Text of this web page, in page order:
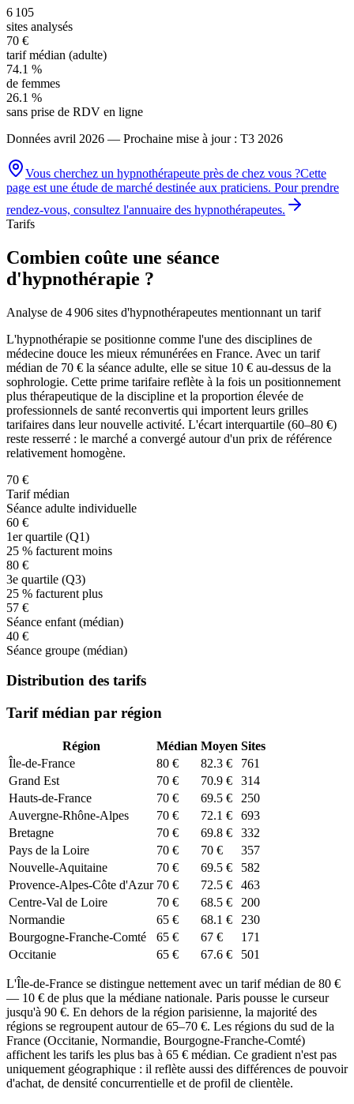
6 105
sites analysés
70 €
tarif médian (adulte)
74.1 %
de femmes
26.1 %
sans prise de RDV en ligne
Données avril 2026 — Prochaine mise à jour : T3 2026
Vous cherchez un hypnothérapeute près de chez vous ?Cette
page est une étude de marché destinée aux praticiens. Pour prendre
rendez-vous, consultez l'annuaire des hypnothérapeutes.
Tarifs
Combien coûte une séance
d'hypnothérapie ?
Analyse de 4 906 sites d'hypnothérapeutes mentionnant un tarif
L'hypnothérapie se positionne comme l'une des disciplines de
médecine douce les mieux rémunérées en France. Avec un tarif
médian de 70 € la séance adulte, elle se situe 10 € au-dessus de la
sophrologie. Cette prime tarifaire reflète à la fois un positionnement
plus thérapeutique de la discipline et la proportion élevée de
professionnels de santé reconvertis qui importent leurs grilles
tarifaires dans leur nouvelle activité. L'écart interquartile (60–80 €)
reste resserré : le marché a convergé autour d'un prix de référence
relativement homogène.
70 €
Tarif médian
Séance adulte individuelle
60 €
1er quartile (Q1)
25 % facturent moins
80 €
3e quartile (Q3)
25 % facturent plus
57 €
Séance enfant (médian)
40 €
Séance groupe (médian)
Distribution des tarifs
Tarif médian par région
Région Médian Moyen Sites
Île-de-France
80 € 82.3 €
761
Grand Est
70 € 70.9 €
314
Hauts-de-France
70 € 69.5 €
250
Auvergne-Rhône-Alpes
70 € 72.1 €
693
Bretagne
70 € 69.8 €
332
Pays de la Loire
70 € 70 €
357
Nouvelle-Aquitaine
70 € 69.5 €
582
Provence-Alpes-Côte d'Azur 70 € 72.5 €
463
Centre-Val de Loire
70 € 68.5 €
200
Normandie
65 € 68.1 €
230
Bourgogne-Franche-Comté
65 € 67 €
171
Occitanie
65 € 67.6 € 501
L'Île-de-France se distingue nettement avec un tarif médian de 80 €
— 10 € de plus que la médiane nationale. Paris pousse le curseur
jusqu'à 90 €. En dehors de la région parisienne, la majorité des
régions se regroupent autour de 65–70 €. Les régions du sud de la
France (Occitanie, Normandie, Bourgogne-Franche-Comté)
affichent les tarifs les plus bas à 65 € médian. Ce gradient n'est pas
uniquement géographique : il reflète aussi des différences de pouvoir
d'achat, de densité concurrentielle et de profil de clientèle.